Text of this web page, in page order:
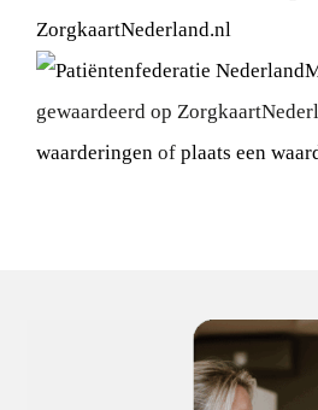
gewaardeerd op
waarderingenof plaats een